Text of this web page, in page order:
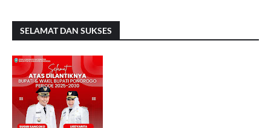
SELAMAT DAN SUKSES